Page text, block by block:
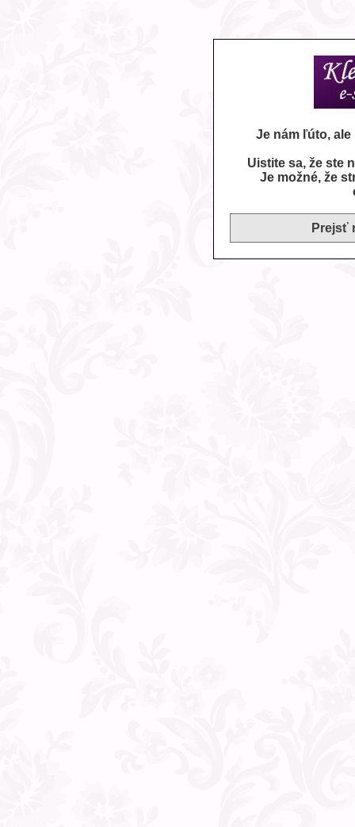
Je nám ľúto,
Uistite sa, že ste
Je možné, že
Prejsť